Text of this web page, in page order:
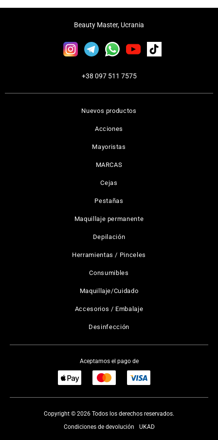
Nuevos productos
Acciones
Mayoristas
MARCAS
Cejas
Pestañas
Maquillaje permanente
Depilación
Herramientas / Pinceles
Consumibles
Maquillaje/Cuidado
Accesorios / Embalaje
Desinfección
Beauty Master, Ucrania
+38 097 511 7575
Aceptamos el pago de
Copyright © 2026 Todos los derechos reservados.
UKAD
Condiciones de devolución